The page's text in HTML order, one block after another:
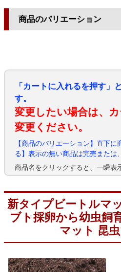
商品のバリエーション
「カートに入れるを押す」
す。
変更したい場合は、
変更ください。
【商品のバリエーション】直下
る】表示の無い商品は完売または
商品名をクリックすると、一瞬表
新タイプビートルマ
ブト採卵から幼虫飼
マット 昆